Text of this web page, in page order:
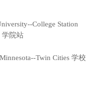
College Station
学院站
Twin Cities 学校